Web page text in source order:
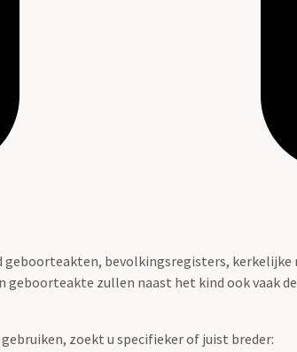
bevolkingsregisters, kerkelijke
zullen naast het kind ook vaak
zoekt u specifieker of juist breder: